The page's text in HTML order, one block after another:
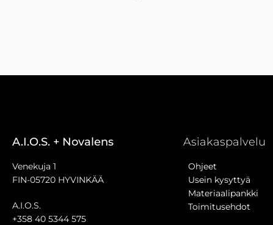
A.I.O.S. + Novalens
Venekuja 1
FIN-05720 HYVINKÄÄ
A.I.O.S.
+358 40 5344 575
Asiakaspalvelu
Ohjeet
Usein kysyttyä
Materiaalipankki
Toimitusehdot